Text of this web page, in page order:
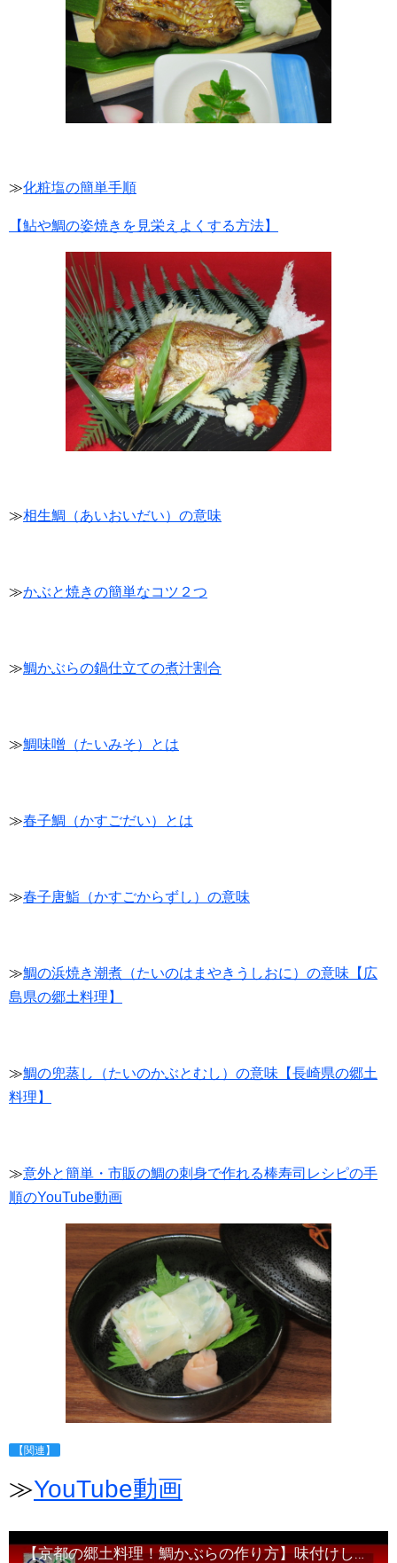
≫化粧塩の簡単手順
【鮎や鯛の姿焼きを見栄えよくする方法】
≫相生鯛（あいおいだい）の意味
≫かぶと焼きの簡単なコツ２つ
≫鯛かぶらの鍋仕立ての煮汁割合
≫鯛味噌（たいみそ）とは
≫春子鯛（かすごだい）とは
≫春子唐鮨（かすごからずし）の意味
≫鯛の浜焼き潮煮（たいのはまやきうしおに）の意味【広
島県の郷土料理】
≫鯛の兜蒸し（たいのかぶとむし）の意味【長崎県の郷土
料理】
≫意外と簡単・市販の鯛の刺身で作れる棒寿司レシピの手
順のYouTube動画
【関連】
≫YouTube動画
【京都の郷土料理！鯛かぶらの作り方】味付けしなくても作れる煮物レシピです#四国で一番売れている和風万能だしパック#やすまるだし#高橋商店